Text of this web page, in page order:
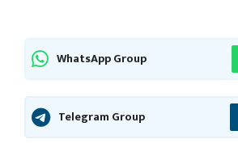
WhatsApp Group
Telegram Group